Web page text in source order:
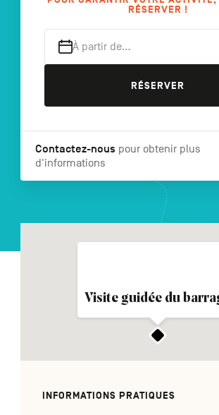
secondaire
RÉSERVER !
À partir de…
RÉSERVER
Contactez-nous pour obtenir plus
d'informations
Visite guidée du
INFORMATIONS PRATIQUES